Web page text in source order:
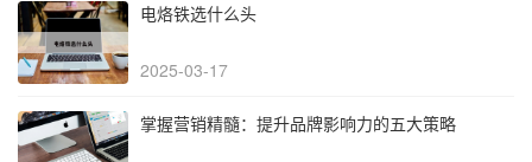
电烙铁选什么头
2025-03-17
掌握营销精髓：提升品牌影响力的五大策略